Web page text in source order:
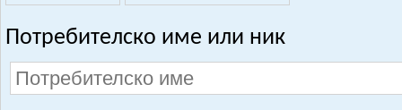
Потребителско име или ник